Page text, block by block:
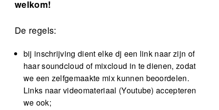
welkom!
De regels:
bij inschrijving dient elke dj een link naar zijn of
haar soundcloud of mixcloud in te dienen, zodat
we een zelfgemaakte mix kunnen beoordelen.
Links naar videomateriaal (Youtube) accepteren
we ook;